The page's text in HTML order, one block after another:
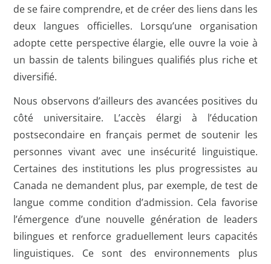
de se faire comprendre, et de créer des liens dans les
deux langues officielles. Lorsqu’une organisation
adopte cette perspective élargie, elle ouvre la voie à
un bassin de talents bilingues qualifiés plus riche et
diversifié.
Nous observons d’ailleurs des avancées positives du
côté universitaire. L’accès élargi à l’éducation
postsecondaire en français permet de soutenir les
personnes vivant avec une insécurité linguistique.
Certaines des institutions les plus progressistes au
Canada ne demandent plus, par exemple, de test de
langue comme condition d’admission. Cela favorise
l’émergence d’une nouvelle génération de leaders
bilingues et renforce graduellement leurs capacités
linguistiques. Ce sont des environnements plus